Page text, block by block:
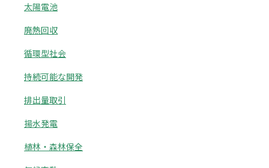
太陽電池
廃熱回収
循環型社会
持続可能な開発
排出量取引
揚水発電
植林・森林保全